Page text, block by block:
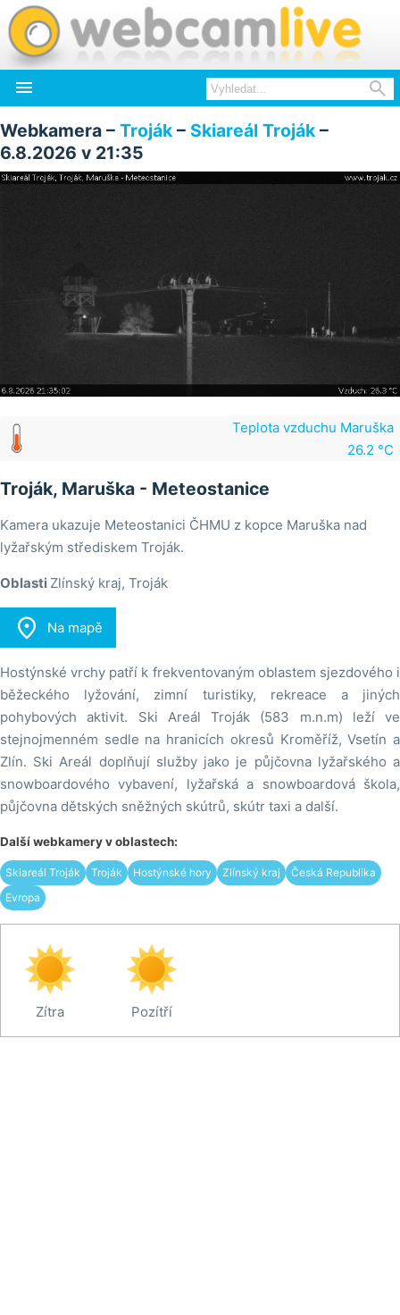
 
Webkamera – Troják – Skiareál Troják –
6.8.2026 v 21:35
Teplota vzduchu Maruška
26.2 °C
Troják, Maruška - Meteostanice
Kamera ukazuje Meteostanici ČHMU z kopce Maruška nad
lyžařským střediskem Troják.
Oblasti Zlínský kraj, Troják
 Na mapě
Hostýnské vrchy patří k frekventovaným oblastem sjezdového i
běžeckého lyžování, zimní turistiky, rekreace a jiných
pohybových aktivit. Ski Areál Troják (583 m.n.m) leží ve
stejnojmenném sedle na hranicích okresů Kroměříž, Vsetín a
Zlín. Ski Areál doplňují služby jako je půjčovna lyžařského a
snowboardového vybavení, lyžařská a snowboardová škola,
půjčovna dětských sněžných skútrů, skútr taxi a další.
Další webkamery v oblastech:
Skiareál Troják Troják Hostýnské hory Zlínský kraj
Česká Republika
Evropa
Zítra Pozítří